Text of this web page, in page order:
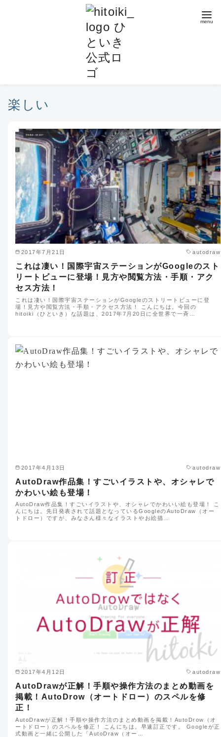
楽しい
2017年7月21日 autodraw
これは凄い！国際宇宙ステーションがGoogleのスト
リートビューに登場！見方や閲覧方法・手順・アク
セス方法！
これは凄い！国際宇宙ステーションがGoogleのストリートビューに登
場！見方や閲覧方法・手順・アクセス方法！ こんにちは。今回の
hitoiki（ひといき）な話題は、2017年7月20日に全世界で一斉…
2017年4月13日 autodraw
AutoDraw作品集！すごいイラストや、オシャレで
かわいい絵も登場！
AutoDraw作品集！すごいイラストや、オシャレでかわいい絵も登場！ こ
んにちは。先日発表されて話題となっているGoogleのAutoDraw（オー
トドロー）ですが、みなさん様々なイラストやお絵描…
2017年4月12日 autodraw
AutoDrawが正解！手順や操作方法のまとめ動画を
掲載！AutoDrow（オートドロー）のスペルを修
正！
AutoDrawが正解！手順や操作方法のまとめ動画を掲載！AutoDrow（オ
ートドロー）のスペルを修正！ こんにちは。早速訂正です。 Googleが正
式動画と一緒に公開した「AutoDraw（オー…